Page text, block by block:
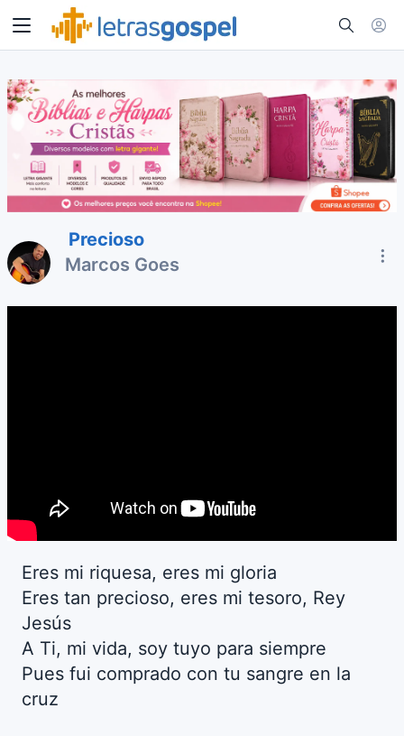
Precioso
Marcos Goes
Eres mi riquesa, eres mi gloria
Eres tan precioso, eres mi tesoro, Rey
Jesús
A Ti, mi vida, soy tuyo para siempre
Pues fui comprado con tu sangre en la
cruz